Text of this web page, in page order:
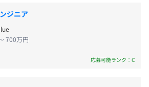
CRM構築プロジェクトにおけるPM
ケージ導入/設計/運用
徒歩8分
消化5日以上
日休み）
29～1/4）
」との連携や、宮崎ニアショア開
の開発体制も拡大中。 SESだけ
発の拡大に積極的に取り組んで
境で働くだけではなく、「もっと
ジニア
700万円
応募可能ランク：C